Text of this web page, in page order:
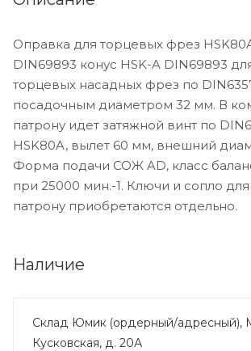
Оправка для торцевых фрез
DIN69893 конус HSK-A DIN69893
торцевых насадных фрез по
посадочным диаметром 32 мм. В
патрону идет затяжной винт по
HSK80A, вылет 60 мм, внешний
Форма подачи СОЖ AD, класс
при 25000 мин.-1. Ключи и сопло
патрону приобретаются отдельно.
Наличие
Склад Юмик (ордерный/адресный),
Кусковская, д. 20А